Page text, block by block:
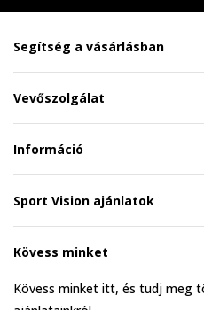
Segítség a vásárlásban
Vevőszolgálat
Információ
Sport Vision ajánlatok
Kövess minket
Kövess minket itt, és tudj meg